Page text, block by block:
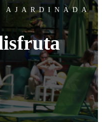
AJARDINADA